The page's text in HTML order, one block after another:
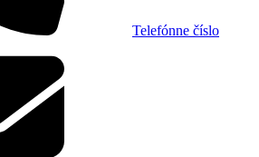
Telefónne číslo